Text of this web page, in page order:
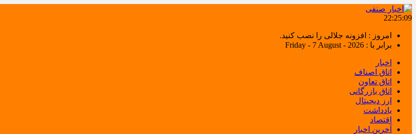
22:25:10
امروز : افزونه جلالی را نصب کنید.
برابر با : Friday - 7 August - 2026
اخبار
اتاق اصناف
اتاق تعاون
اتاق بازرگانی
ارز دیجیتال
یادداشت
اقتصاد
آخرین اخبار